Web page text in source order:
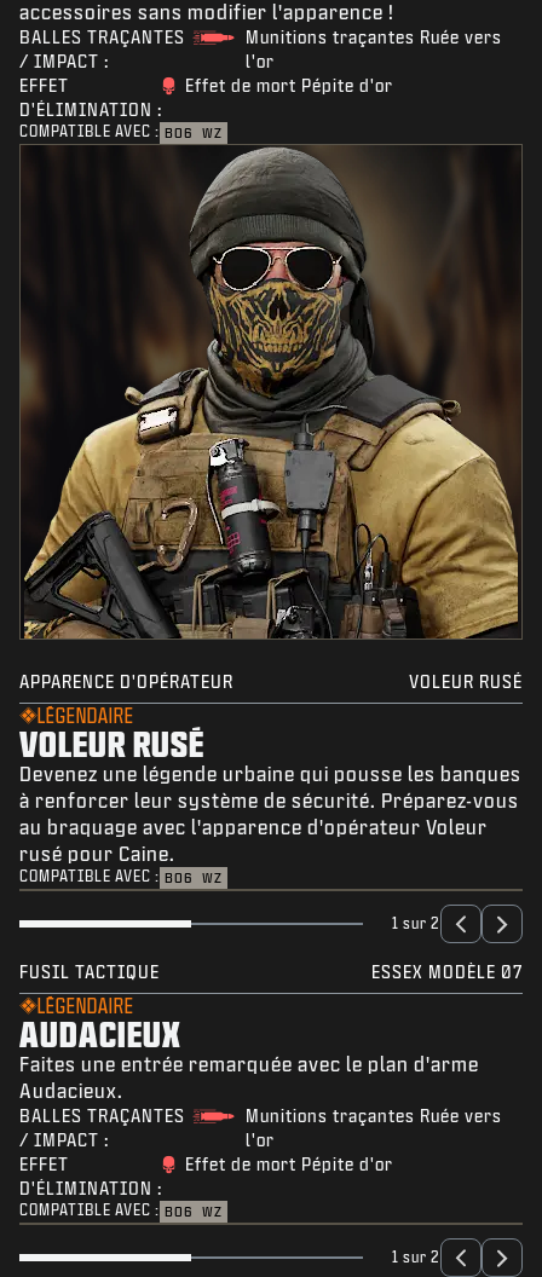
accessoires sans modifier l'apparence !
BALLES TRAÇANTES
/ IMPACT :
Munitions traçantes Ruée vers
l'or
EFFET
D'ÉLIMINATION :
Effet de mort Pépite d'or
COMPATIBLE AVEC : BO6 WZ
APPARENCE D'OPÉRATEUR VOLEUR RUSÉ
LÉGENDAIRE
VOLEUR RUSÉ
Devenez une légende urbaine qui pousse les banques
à renforcer leur système de sécurité. Préparez-vous
au braquage avec l'apparence d'opérateur Voleur
rusé pour Caine.
COMPATIBLE AVEC : BO6 WZ
1 sur 2
FUSIL TACTIQUE ESSEX MODÈLE 07
LÉGENDAIRE
AUDACIEUX
Faites une entrée remarquée avec le plan d'arme
Audacieux.
BALLES TRAÇANTES
/ IMPACT :
Munitions traçantes Ruée vers
l'or
EFFET
D'ÉLIMINATION :
Effet de mort Pépite d'or
COMPATIBLE AVEC : BO6 WZ
1 sur 2